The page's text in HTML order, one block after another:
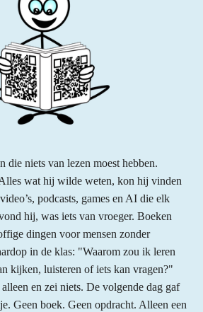
die niets van lezen moest hebben.
wat hij wilde weten, kon hij vinden
podcasts, games en AI die elk
hij, was iets van vroeger. Boeken
dingen voor mensen zonder
in de klas: "Waarom zou ik leren
kijken, luisteren of iets kan vragen?"
en zei niets. De volgende dag gaf
Geen boek. Geen opdracht. Alleen een